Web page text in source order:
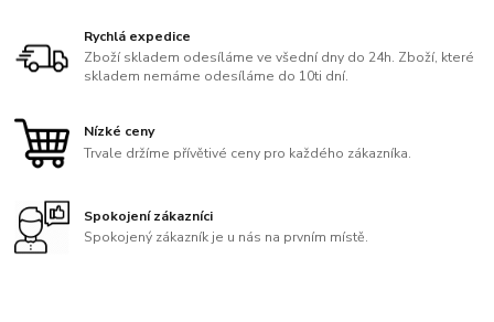
Rychlá expedice
Zboží skladem odesíláme ve všední dny do 24h. Zboží, které
skladem nemáme odesíláme do 10ti dní.
Nízké ceny
Trvale držíme přívětivé ceny pro každého zákazníka.
Spokojení zákazníci
Spokojený zákazník je u nás na prvním místě.